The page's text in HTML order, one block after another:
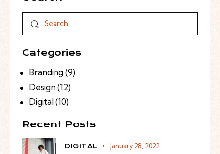
Categories
Branding(9)
Design(12)
Digital(10)
Recent Posts
DIGITAL January 28, 2022